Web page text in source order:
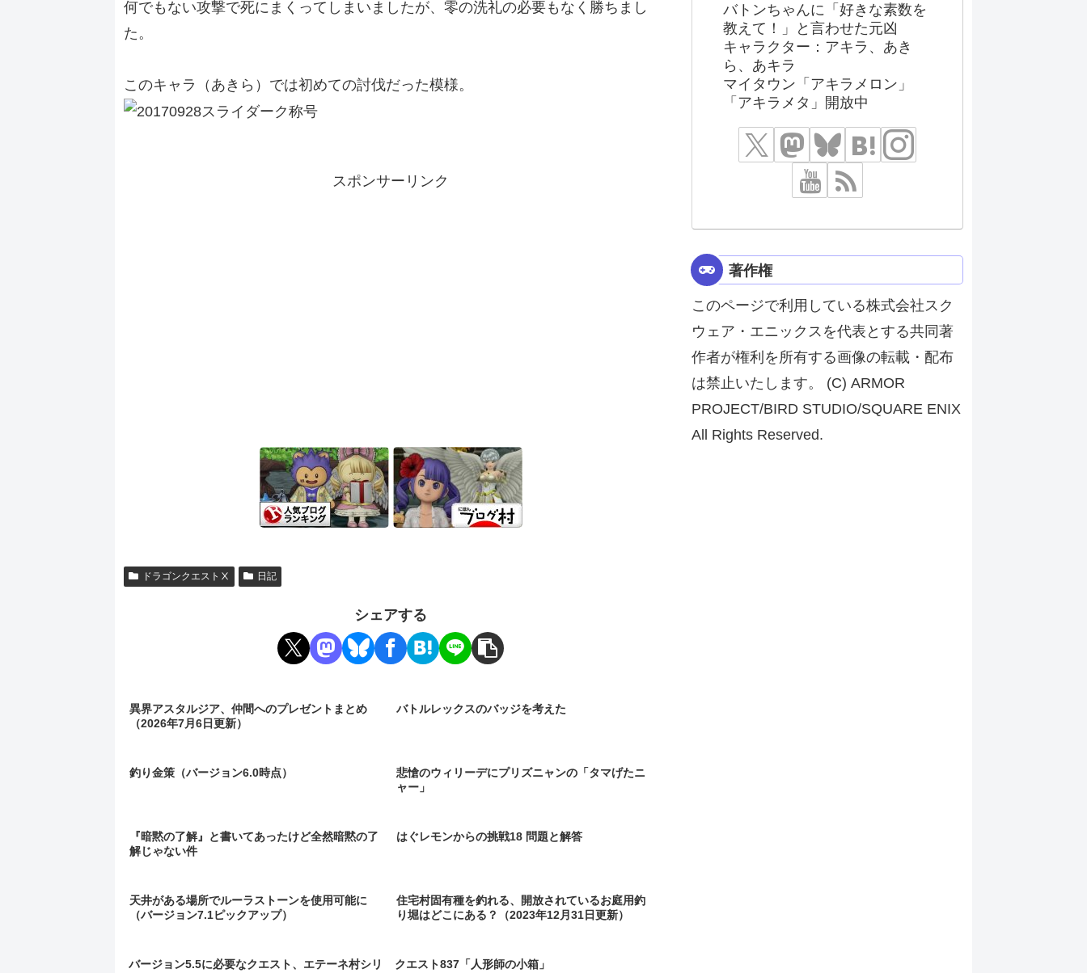
何でもない攻撃で死にまくってしまいましたが、零の洗礼の必要もなく勝ちまし
た。
このキャラ（あきら）では初めての討伐だった模様。
スポンサーリンク
ドラゴンクエストⅩ 日記
シェアする
異界アスタルジア、仲間へのプレゼントまとめ
（2026年7月6日更新）
バトルレックスのバッジを考えた
釣り金策（バージョン6.0時点）
悲愴のウィリーデにプリズニャンの「タマげたニ
ャー」
『暗黙の了解』と書いてあったけど全然暗黙の了
解じゃない件
はぐレモンからの挑戦18 問題と解答
天井がある場所でルーラストーンを使用可能に
（バージョン7.1ピックアップ）
住宅村固有種を釣れる、開放されているお庭用釣
り堀はどこにある？（2023年12月31日更新）
バージョン5.5に必要なクエスト、エテーネ村シリ
クエスト837「人形師の小箱」
バトンちゃんに「好きな素数を
教えて！」と言わせた元凶
キャラクター：アキラ、あき
ら、あキラ
マイタウン「アキラメロン」
「アキラメタ」開放中
著作権
このページで利用している株式会社スク
ウェア・エニックスを代表とする共同著
作者が権利を所有する画像の転載・配布
は禁止いたします。 (C) ARMOR
PROJECT/BIRD STUDIO/SQUARE ENIX
All Rights Reserved.